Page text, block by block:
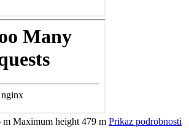
m Maximum height 479 m Prikaz podrobnosti